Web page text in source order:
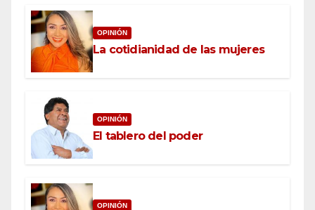
OPINIÓN
La cotidianidad de las mujeres
OPINIÓN
El tablero del poder
OPINIÓN